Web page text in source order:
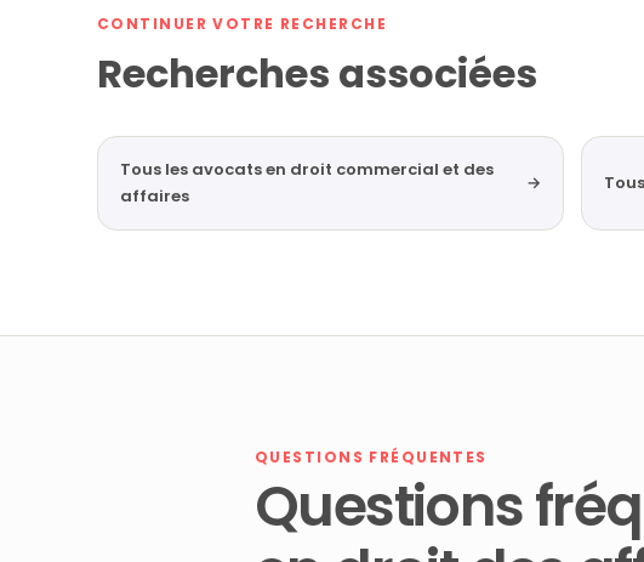
CONTINUER VOTRE RECHERCHE
Recherches associées
Tous les avocats en droit commercial et des
affaires
→
QUESTIONS FRÉQUENTES
Questions